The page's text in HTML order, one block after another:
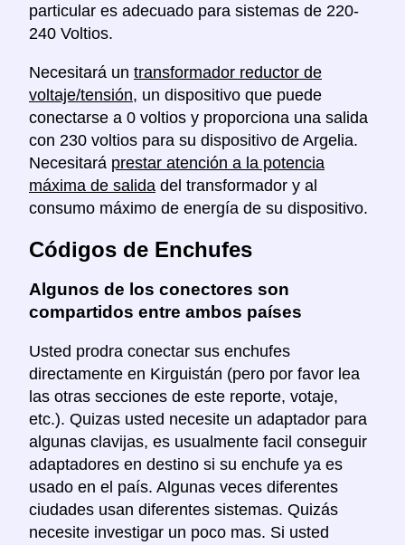
particular es adecuado para sistemas de 220-
240 Voltios.
Necesitará un transformador reductor de
voltaje/tensión, un dispositivo que puede
conectarse a 0 voltios y proporciona una salida
con 230 voltios para su dispositivo de Argelia.
Necesitará prestar atención a la potencia
máxima de salida del transformador y al
consumo máximo de energía de su dispositivo.
Códigos de Enchufes
Algunos de los conectores son
compartidos entre ambos países
Usted prodra conectar sus enchufes
directamente en Kirguistán (pero por favor lea
las otras secciones de este reporte, votaje,
etc.). Quizas usted necesite un adaptador para
algunas clavijas, es usualmente facil conseguir
adaptadores en destino si su enchufe ya es
usado en el país. Algunas veces diferentes
ciudades usan diferentes sistemas. Quizás
necesite investigar un poco mas. Si usted